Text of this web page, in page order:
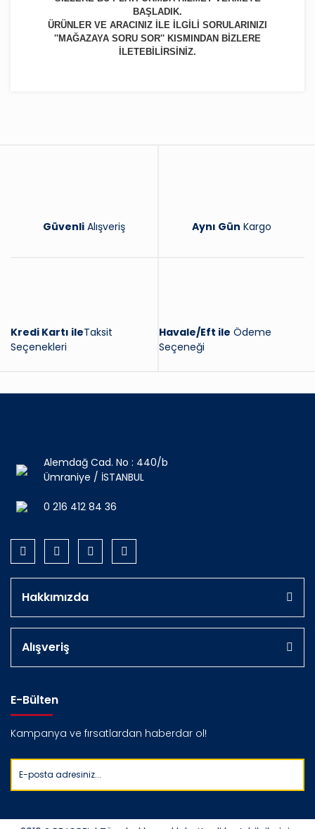
BAŞLADIK.
ÜRÜNLER VE ARACINIZ İLE İLGİLİ SORULARINIZI
''MAĞAZAYA SORU SOR'' KISMINDAN BİZLERE
İLETEBİLİRSİNİZ.
Güvenli Alışveriş Aynı Gün Kargo
Kredi Kartı ileTaksit
Seçenekleri
Havale/Eft ile Ödeme
Seçeneği
Alemdağ Cad. No : 440/b
Ümraniye / İSTANBUL
0 216 412 84 36
Hakkımızda
Alışveriş
E-Bülten
Kampanya ve fırsatlardan haberdar ol!